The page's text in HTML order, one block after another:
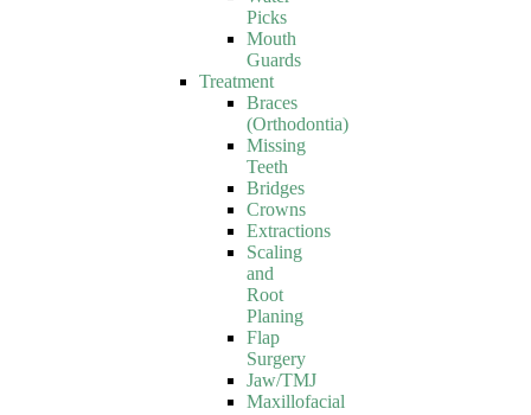
Picks
Mouth
Guards
Treatment
Braces
(Orthodontia)
Missing
Teeth
Bridges
Crowns
Extractions
Scaling
and
Root
Planing
Flap
Surgery
Jaw/TMJ
Maxillofacial